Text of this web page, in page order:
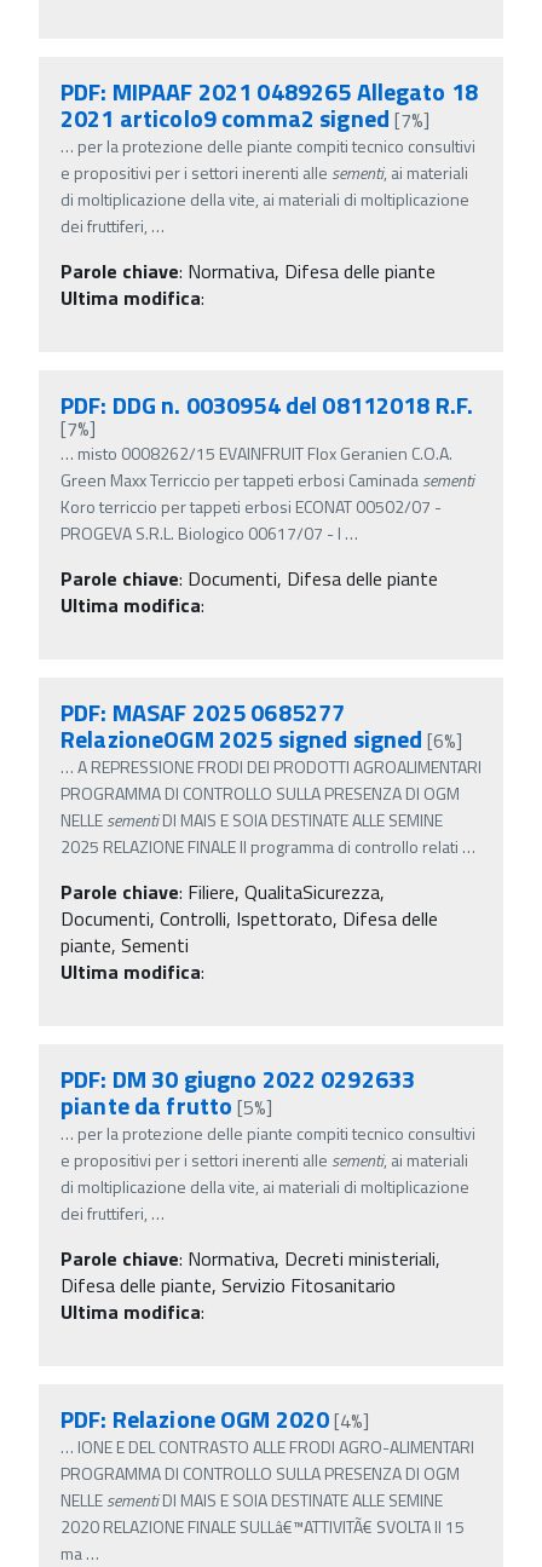
PDF: MIPAAF 2021 0489265 Allegato 18
2021 articolo9 comma2 signed [7%]
… per la protezione delle piante compiti tecnico consultivi
e propositivi per i settori inerenti alle sementi, ai materiali
di moltiplicazione della vite, ai materiali di moltiplicazione
dei fruttiferi, …
Parole chiave: Normativa, Difesa delle piante
Ultima modifica:
PDF: DDG n. 0030954 del 08112018 R.F.
[7%]
… misto 0008262/15 EVAINFRUIT Flox Geranien C.O.A.
Green Maxx Terriccio per tappeti erbosi Caminadasementi
Koro terriccio per tappeti erbosi ECONAT 00502/07 -
PROGEVA S.R.L. Biologico 00617/07 - I …
Parole chiave: Documenti, Difesa delle piante
Ultima modifica:
PDF: MASAF 2025 0685277
RelazioneOGM 2025 signed signed [6%]
…A REPRESSIONE FRODI DEI PRODOTTI AGROALIMENTARI
PROGRAMMA DI CONTROLLO SULLA PRESENZA DI OGM
NELLEsementiDI MAIS E SOIA DESTINATE ALLE SEMINE
2025 RELAZIONE FINALE Il programma di controllo relati …
Parole chiave: Filiere, QualitaSicurezza,
Documenti, Controlli, Ispettorato, Difesa delle
piante, Sementi
Ultima modifica:
PDF: DM 30 giugno 2022 0292633
piante da frutto [5%]
… per la protezione delle piante compiti tecnico consultivi
e propositivi per i settori inerenti alle sementi, ai materiali
di moltiplicazione della vite, ai materiali di moltiplicazione
dei fruttiferi, …
Parole chiave: Normativa, Decreti ministeriali,
Difesa delle piante, Servizio Fitosanitario
Ultima modifica:
PDF: Relazione OGM 2020[4%]
… IONE E DEL CONTRASTO ALLE FRODI AGRO-ALIMENTARI
PROGRAMMA DI CONTROLLO SULLA PRESENZA DI OGM
NELLEsementiDI MAIS E SOIA DESTINATE ALLE SEMINE
2020 RELAZIONE FINALE SULLâ€™ATTIVITÃ€ SVOLTA Il 15
ma…